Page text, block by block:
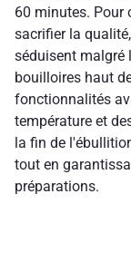
60 minutes. Pour
sacrifier la
séduisent malgré
bouilloires haut
fonctionnalités
température et
la fin de
tout en
préparations.